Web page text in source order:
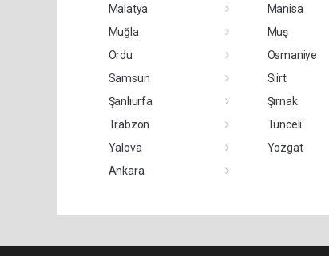
Malatya
Manisa
Muğla
Muş
Ordu
Osmaniye
Samsun
Siirt
Şanlıurfa
Şırnak
Trabzon
Tunceli
Yalova
Yozgat
Ankara